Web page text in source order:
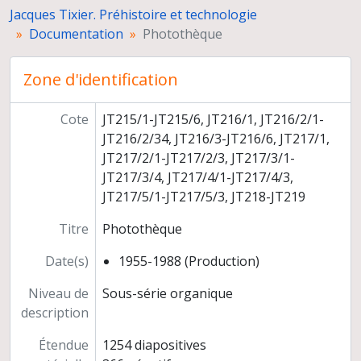
Reproductions de peintures préhistoriques
Diapositives non légendées
Coupures de presse
Collection "Magazine sonore illustré" (BT sonore, Editions de l'Ecole Moderne, Cannes) et collection de diapositives
Fichier bibliographique
Articles
Collection Maurice Reygasse
Enseignement et formation en France et à l'étranger
Participation à des instances, missions d'expertise
Jacques Tixier. Préhistoire et technologie
Documentation
Photothèque
Zone d'identification
Cote
JT215/1-JT215/6, JT216/1, JT216/2/1-
JT216/2/34, JT216/3-JT216/6, JT217/1,
JT217/2/1-JT217/2/3, JT217/3/1-
JT217/3/4, JT217/4/1-JT217/4/3,
JT217/5/1-JT217/5/3, JT218-JT219
Titre
Photothèque
Date(s)
1955-1988 (Production)
Niveau de
description
Sous-série organique
Étendue
1254 diapositives